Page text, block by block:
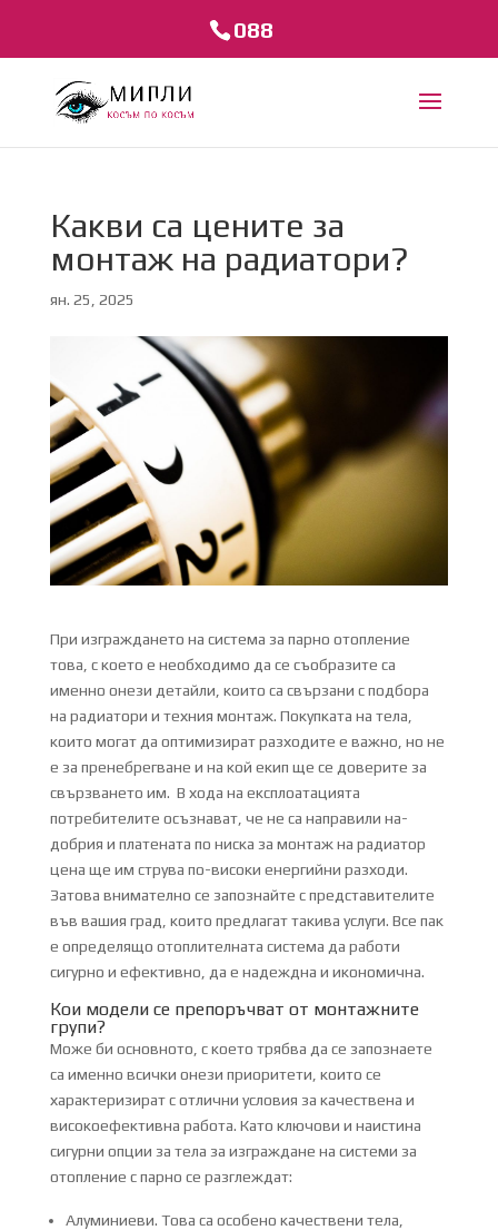
088
Какви са цените за
монтаж на радиатори?
ян. 25, 2025
При изграждането на система за парно отопление
това, с което е необходимо да се съобразите са
именно онези детайли, които са свързани с подбора
на радиатори и техния монтаж. Покупката на тела,
които могат да оптимизират разходите е важно, но не
е за пренебрегване и на кой екип ще се доверите за
свързването им. В хода на експлоатацията
потребителите осъзнават, че не са направили на-
добрия и платената по ниска за монтаж на радиатор
цена ще им струва по-високи енергийни разходи.
Затова внимателно се запознайте с представителите
във вашия град, които предлагат такива услуги. Все пак
е определящо отоплителната система да работи
сигурно и ефективно, да е надеждна и икономична.
Кои модели се препоръчват от монтажните
групи?
Може би основното, с което трябва да се запознаете
са именно всички онези приоритети, които се
характеризират с отлични условия за качествена и
високоефективна работа. Като ключови и наистина
сигурни опции за тела за изграждане на системи за
отопление с парно се разглеждат:
Алуминиеви. Това са особено качествени тела,